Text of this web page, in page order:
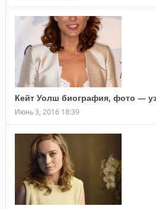
Кейт Уолш биография, фото —
Июнь 3, 2016 18:39